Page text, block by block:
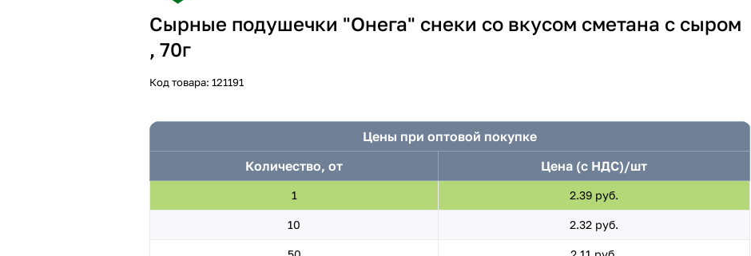
Сырные подушечки "Онега" снеки со вкусом сметана с сыром
, 70г
Код товара:121191
Цены при оптовой покупке
Количество, от
Цена (с НДС)/шт
1 2.39 руб.
10 2.32 руб.